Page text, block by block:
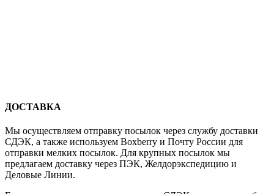
ДОСТАВКА
Мы осуществляем отправку посылок через службу доставки
СДЭК, а также используем Boxberry и Почту России для
отправки мелких посылок. Для крупных посылок мы
предлагаем доставку через ПЭК, Желдорэкспедицию и
Деловые Линии.